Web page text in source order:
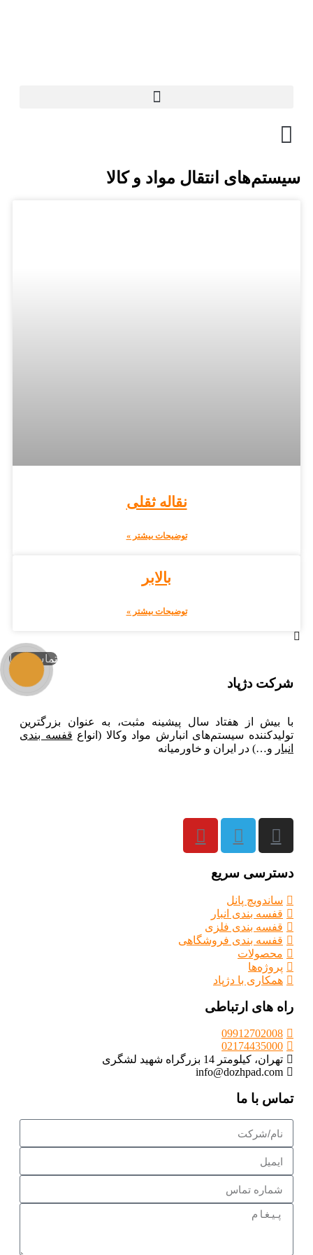
سیستم‌های انتقال مواد و کالا
نقاله ثقلی
توضیحات بیشتر »
بالابر
توضیحات بیشتر »
شركت دژپاد
با بیش از هفتاد سال پیشینه مثبت، به عنوان بزرگترین
تولیدکننده سیستم‌های انبارش مواد وکالا (انواع قفسه بندی
انبار و…) در ایران و خاورمیانه
دسترسی سریع
ساندویچ پانل
قفسه بندی انبار
قفسه بندی فلزی
قفسه بندی فروشگاهی
محصولات
پروژه‌ها
همکاری با دژپاد
راه های ارتباطی
09912702008
02174435000
تهران، کیلومتر 14 بزرگراه شهید لشگری
info@dozhpad.com
تماس با ما
تماس با ما